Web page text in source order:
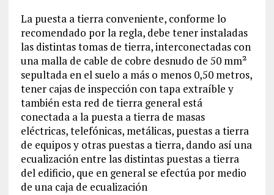
La puesta a tierra conveniente, conforme lo
recomendado por la regla, debe tener instaladas
las distintas tomas de tierra, interconectadas con
una malla de cable de cobre desnudo de 50 mm²
sepultada en el suelo a más o menos 0,50 metros,
tener cajas de inspección con tapa extraíble y
también esta red de tierra general está
conectada a la puesta a tierra de masas
eléctricas, telefónicas, metálicas, puestas a tierra
de equipos y otras puestas a tierra, dando así una
ecualización entre las distintas puestas a tierra
del edificio, que en general se efectúa por medio
de una caja de ecualización